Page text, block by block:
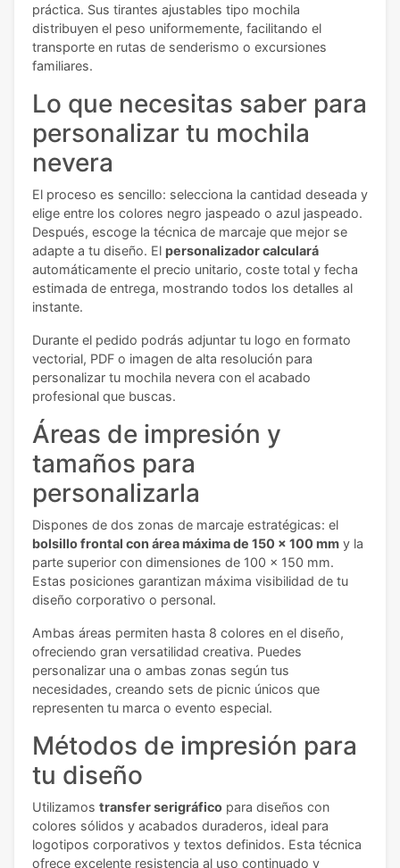
práctica. Sus tirantes ajustables tipo mochila
distribuyen el peso uniformemente, facilitando el
transporte en rutas de senderismo o excursiones
familiares.
Lo que necesitas saber para
personalizar tu mochila
nevera
El proceso es sencillo: selecciona la cantidad deseada y
elige entre los colores negro jaspeado o azul jaspeado.
Después, escoge la técnica de marcaje que mejor se
adapte a tu diseño. El personalizador calculará
automáticamente el precio unitario, coste total y fecha
estimada de entrega, mostrando todos los detalles al
instante.
Durante el pedido podrás adjuntar tu logo en formato
vectorial, PDF o imagen de alta resolución para
personalizar tu mochila nevera con el acabado
profesional que buscas.
Áreas de impresión y
tamaños para
personalizarla
Dispones de dos zonas de marcaje estratégicas: el
bolsillo frontal con área máxima de 150 x 100 mm y la
parte superior con dimensiones de 100 x 150 mm.
Estas posiciones garantizan máxima visibilidad de tu
diseño corporativo o personal.
Ambas áreas permiten hasta 8 colores en el diseño,
ofreciendo gran versatilidad creativa. Puedes
personalizar una o ambas zonas según tus
necesidades, creando sets de picnic únicos que
representen tu marca o evento especial.
Métodos de impresión para
tu diseño
Utilizamos transfer serigráfico para diseños con
colores sólidos y acabados duraderos, ideal para
logotipos corporativos y textos definidos. Esta técnica
ofrece excelente resistencia al uso continuado y